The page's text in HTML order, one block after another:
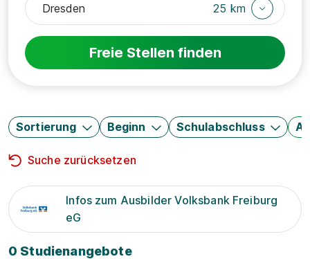
25 km
Freie Stellen finden
Sortierung Beginn Schulabschluss
Suche zurücksetzen
Infos zum Ausbilder Volksbank Freiburg
eG
0 Studienangebote